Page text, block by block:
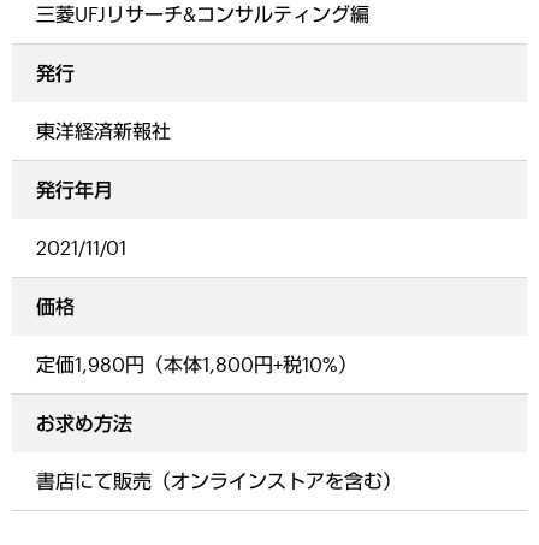
三菱UFJリサーチ&コンサルティング編
発行
東洋経済新報社
発行年月
2021/11/01
価格
定価1,980円（本体1,800円+税10%）
お求め方法
書店にて販売（オンラインストアを含む）